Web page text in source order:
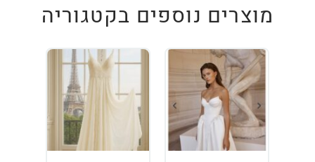
מוצרים נוספים בקטגוריה